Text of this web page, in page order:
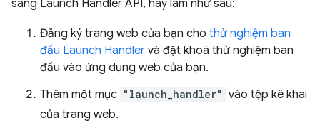
sang Launch Handler API, hãy làm như sau:
Đăng ký trang web của bạn cho thử nghiệm ban
đầu Launch Handler và đặt khoá thử nghiệm ban
đầu vào ứng dụng web của bạn.
Thêm một mục "launch_handler" vào tệp kê khai
của trang web.